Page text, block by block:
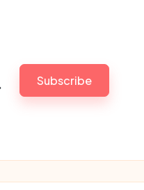
Subscribe